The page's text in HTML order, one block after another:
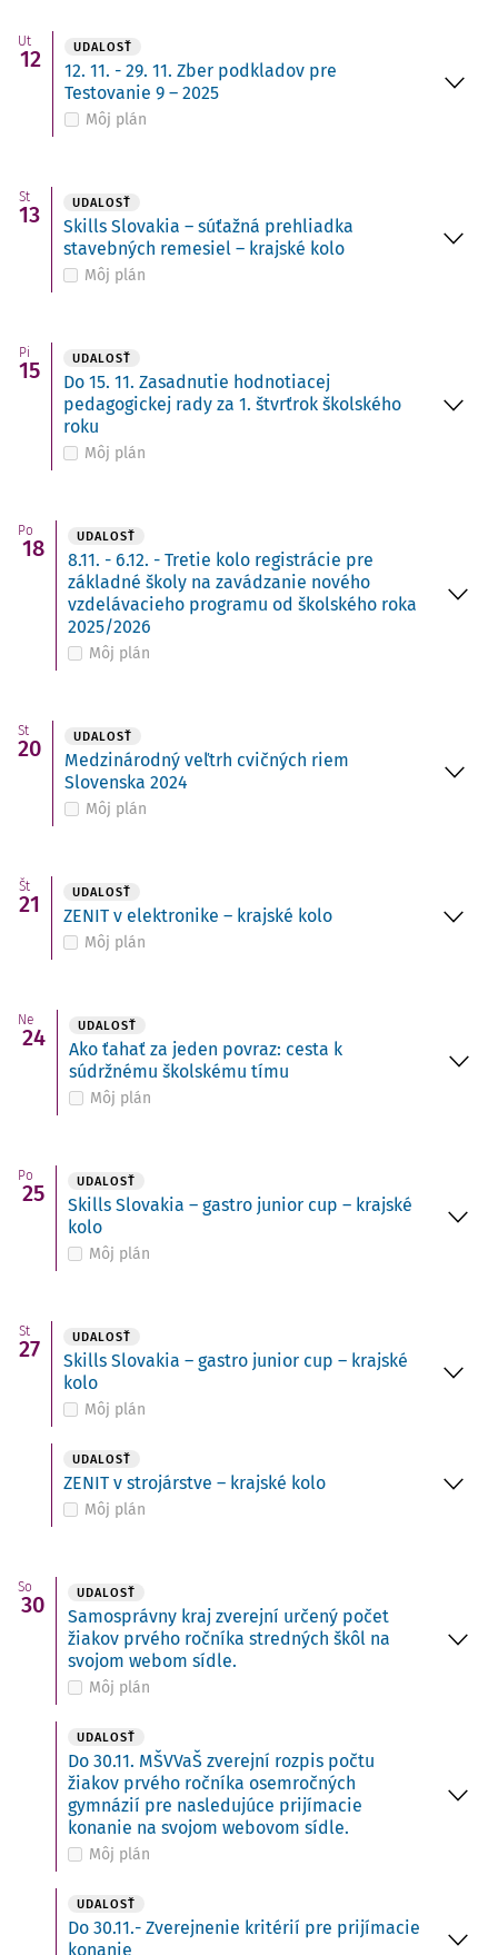
Ut
12 UDALOSŤ
12. 11. - 29. 11. Zber podkladov pre
Testovanie 9 – 2025
Môj plán
St
13 UDALOSŤ
Skills Slovakia – súťažná prehliadka
stavebných remesiel – krajské kolo
Môj plán
Pi
15 UDALOSŤ
Do 15. 11. Zasadnutie hodnotiacej
pedagogickej rady za 1. štvrťrok školského
roku
Môj plán
Po
18 UDALOSŤ
8.11. - 6.12. - Tretie kolo registrácie pre
základné školy na zavádzanie nového
vzdelávacieho programu od školského roka
2025/2026
Môj plán
St
20 UDALOSŤ
Medzinárodný veľtrh cvičných riem
Slovenska 2024
Môj plán
Št
21 UDALOSŤ
ZENIT v elektronike – krajské kolo
Môj plán
Ne
24 UDALOSŤ
Ako ťahať za jeden povraz: cesta k
súdržnému školskému tímu
Môj plán
Po
25 UDALOSŤ
Skills Slovakia – gastro junior cup – krajské
kolo
Môj plán
St
27 UDALOSŤ
Skills Slovakia – gastro junior cup – krajské
kolo
Môj plán
UDALOSŤ
ZENIT v strojárstve – krajské kolo
Môj plán
So
30 UDALOSŤ
Samosprávny kraj zverejní určený počet
žiakov prvého ročníka stredných škôl na
svojom webom sídle.
Môj plán
UDALOSŤ
Do 30.11. MŠVVaŠ zverejní rozpis počtu
žiakov prvého ročníka osemročných
gymnázií pre nasledujúce prijímacie
konanie na svojom webovom sídle.
Môj plán
UDALOSŤ
Do 30.11.- Zverejnenie kritérií pre prijímacie
konanie